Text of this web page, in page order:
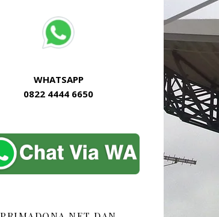
WHATSAPP
0822 4444 6650